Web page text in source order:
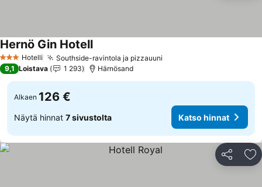
3 Tähtiluokitus
Hotelli Southside-ravintola ja pizzauuni
Hernö Gin HotellKatso hinnat
9,1 Loistava 1 293 Härnösand
Alkaen 126 €
Näytä hinnat 7 sivustolta Katso hinnat
Jaa